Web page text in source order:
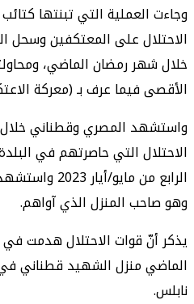
وجاءت العملية التي تبنتها
الاحتلال على المعتكفين وسحل
خلال شهر رمضان الماضي،
الأقصى فيما عرف بـ (معركة
واستشهد المصري وقطناني
الاحتلال التي حاصرتهم في
الرابع من
وهو صاحب المنزل الذي آواهم.
الماضي منزل الشهيد قطناني
نابلس.